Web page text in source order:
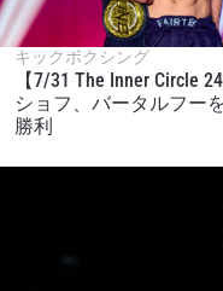
キックボクシング
【7/31 The Inner Circle
ショフ、バータルフー
勝利